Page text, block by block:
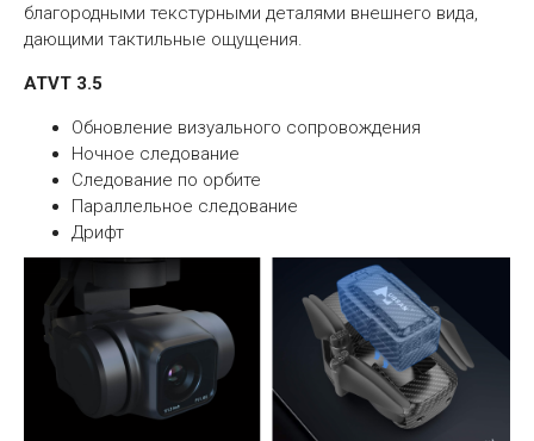
благородными текстурными деталями внешнего вида,
дающими тактильные ощущения.
АТVТ 3.5
Обновление визуального сопровождения
Ночное следование
Следование по орбите
Параллельное следование
Дрифт